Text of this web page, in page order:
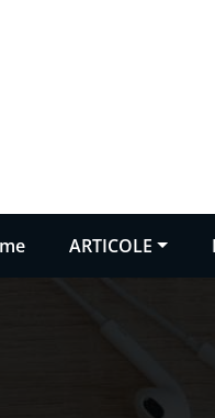
ARTICOLE